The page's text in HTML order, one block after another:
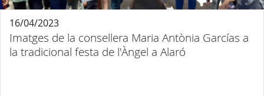
Imatges de la consellera Maria Antònia Garcías a
la tradicional festa de l'Àngel a Alaró
16/04/2023